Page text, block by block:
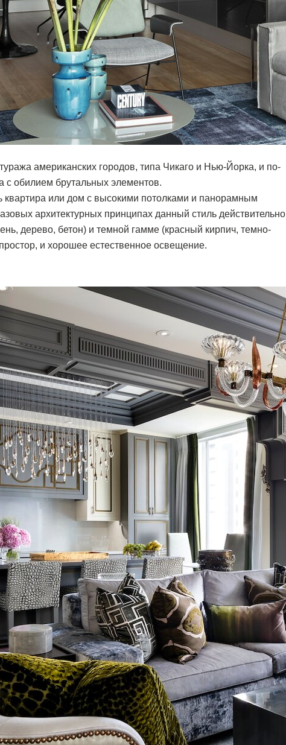
американских городов, типа Чикаго и Нью-Йорка, и по-
с обилием брутальных элементов.
квартира или дом с высокими потолками и панорамным
архитектурных принципах данный стиль действительно
дерево, бетон) и темной гамме (красный кирпич, темно-
и хорошее естественное освещение.